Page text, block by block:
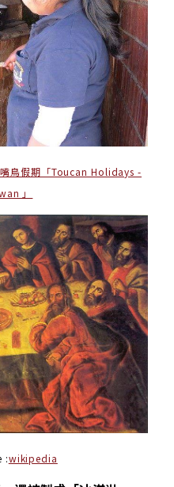
鳥假期「Toucan Holidays -
」
:wikipedia